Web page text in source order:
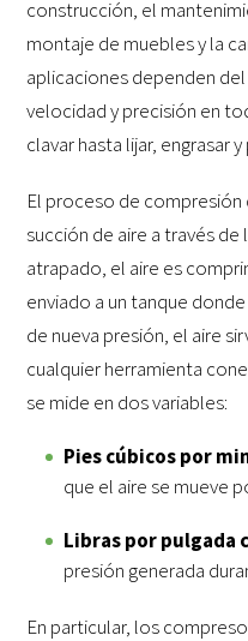
construcción, el
montaje de muebles y la
aplicaciones dependen
velocidad y precisión en
clavar hasta lijar, engrasar y
El proceso de compresión
succión de aire a través de
atrapado, el aire es
enviado a un tanque
de nueva presión, el aire
cualquier herramienta
se mide en dos variables:
Pies cúbicos por
que el aire se mueve
Libras por pulgada
presión generada
En particular, los